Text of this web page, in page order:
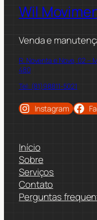
Wil
Venda e
R. Noventa e Nove, 02 –
480
Tel: (81)98811-5021
Instagram
Início
Sobre
Serviços
Contato
Perguntas